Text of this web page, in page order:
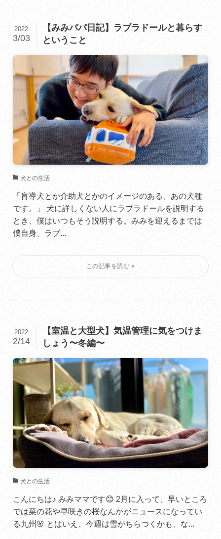
【みみパパ日記】ラブラドールと暮らす
ということ
2022
3/03
犬との生活
「盲導犬とか介助犬とかのイメージのある、あの犬種
です。」 犬に詳しくない人にラブラドールを説明する
とき、僕はいつもそう説明する。みみを迎えるまでは
僕自身、ラブ...
【室温と大型犬】気温管理に気をつけま
しょう〜冬編〜
2022
2/14
犬との生活
こんにちは♪ みみママです😊 2月に入って、早いところ
では菜の花や早咲きの桜なんかがニュースになってい
る九州🌸 とはいえ、今週は雪がちらつくかも、な...